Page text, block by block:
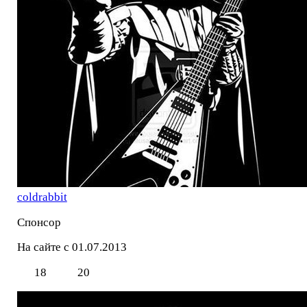
coldrabbit
Спонсор
На сайте с 01.07.2013
18
20